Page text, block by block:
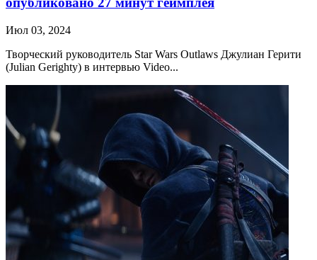
Июл 03, 2024
Творческий руководитель Star Wars Outlaws Джулиан Герити
(Julian Gerighty) в интервью Video...